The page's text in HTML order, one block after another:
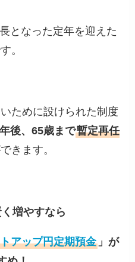
となった定年を迎えた
。
ために設けられた制度
後、65歳まで暫定再任
きます。
増やすなら
アップ円定期預金 」が